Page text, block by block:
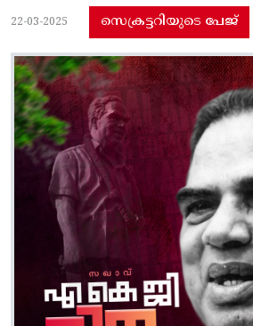
22-03-2025 സെക്രട്ടറിയുടെ പേജ്